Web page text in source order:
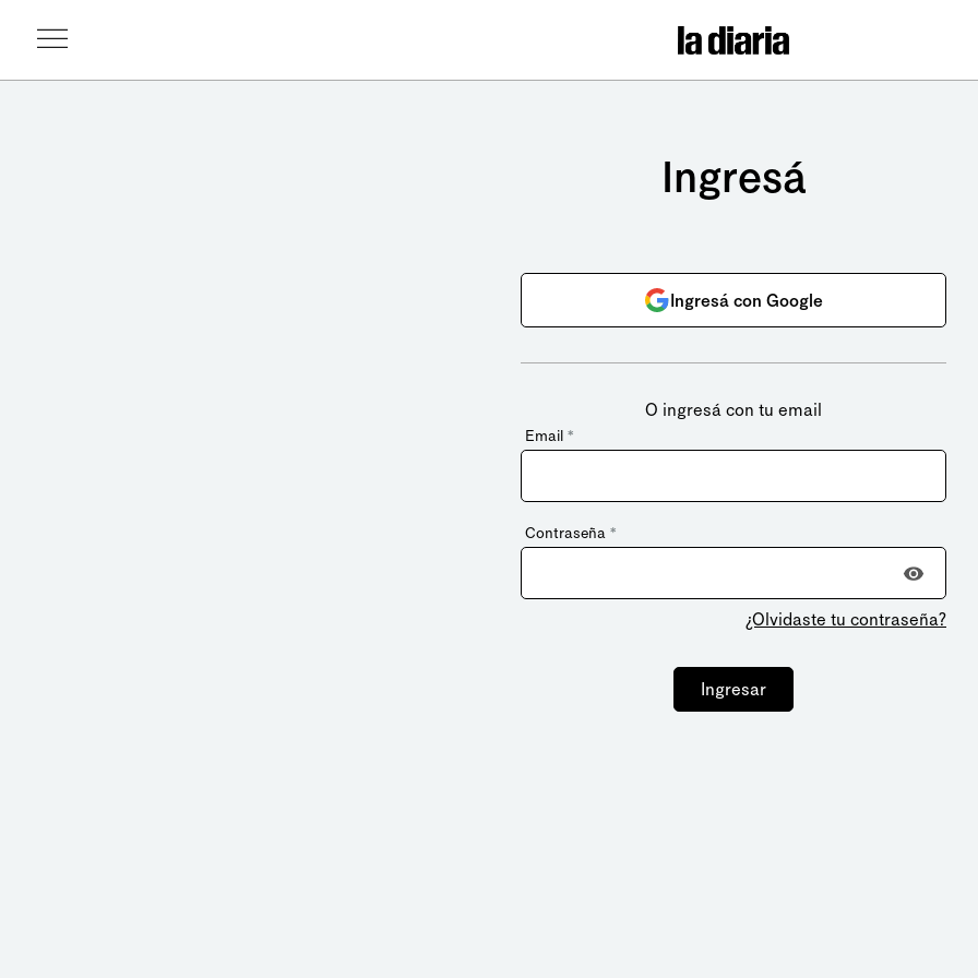
Ingresá
Ingresá con Google
O ingresá con tu email
Email *
Contraseña *
¿Olvidaste tu contraseña?
Ingresar